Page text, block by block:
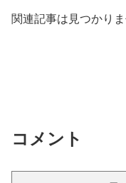
関連記事は見つかりま
コメント